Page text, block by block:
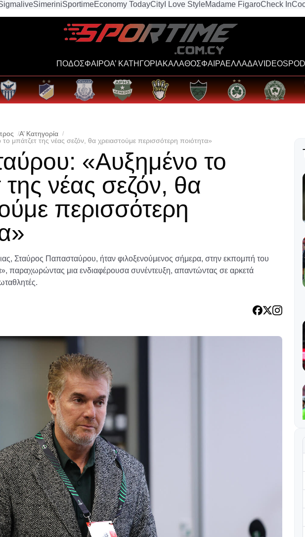
SimeriniSportimeEconomy TodayCity I Love StyleMadame FigaroCheck In
ΠΟΔΟΣΦΑΙΡΟΑ’ ΚΑΤΗΓΟΡΙΑΚΑΛΑΘΟΣΦΑΙΡΑΕΛΛΑΔΑVIDEOS
Α’ Κατηγορία
μπάτζετ της νέας σεζόν, θα χρειαστούμε περισσότερη ποιότητα»
«Αυξημένο το
της νέας σεζόν, θα
περισσότερη
Σταύρος Παπασταύρου, ήταν φιλοξενούμενος σήμερα, στην εκπομπή του
παραχωρώντας μια ενδιαφέρουσα συνέντευξη, απαντώντας σε αρκετά